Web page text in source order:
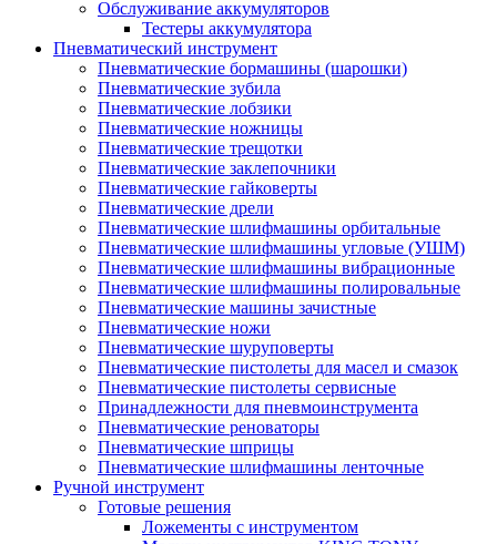
Обслуживание аккумуляторов
Тестеры аккумулятора
Пневматический инструмент
Пневматические бормашины (шарошки)
Пневматические зубила
Пневматические лобзики
Пневматические ножницы
Пневматические трещотки
Пневматические заклепочники
Пневматические гайковерты
Пневматические дрели
Пневматические шлифмашины орбитальные
Пневматические шлифмашины угловые (УШМ)
Пневматические шлифмашины вибрационные
Пневматические шлифмашины полировальные
Пневматические машины зачистные
Пневматические ножи
Пневматические шуруповерты
Пневматические пистолеты для масел и смазок
Пневматические пистолеты сервисные
Принадлежности для пневмоинструмента
Пневматические реноваторы
Пневматические шприцы
Пневматические шлифмашины ленточные
Ручной инструмент
Готовые решения
Ложементы с инструментом